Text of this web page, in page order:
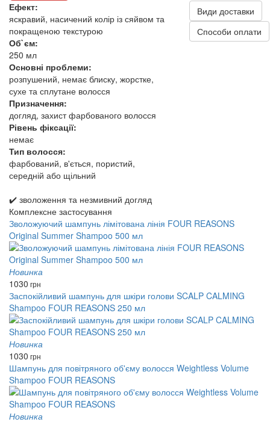
Ефект:
яскравий, насичений колір із сяйвом та
покращеною текстурою
Об`єм:
250 мл
Основні проблеми:
розпушений, немає блиску, жорстке,
сухе та сплутане волосся
Призначення:
догляд, захист фарбованого волосся
Рівень фіксації:
немає
Тип волосся:
фарбований, в'ється, пористий,
середній або щільний
Види доставки
Способи оплати
✔️ зволоження та незмивний догляд
Комплексне застосування
Зволожуючий шампунь лімітована лінія FOUR REASONS
Original Summer Shampoo 500 мл
Новинка
1030 грн
Заспокійливий шампунь для шкіри голови SCALP CALMING
Shampoo FOUR REASONS 250 мл
Новинка
1030 грн
Шампунь для повітряного об'єму волосся Weightless Volume
Shampoo FOUR REASONS
Новинка